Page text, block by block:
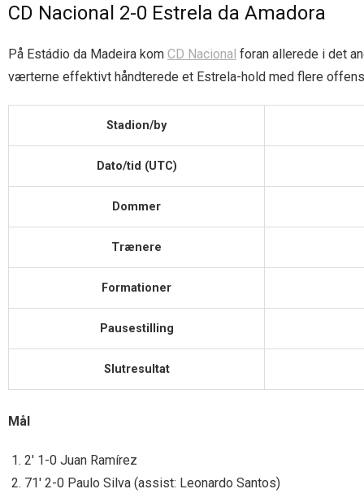
CD Nacional 2-0 Estrela da Amadora
På Estádio da Madeira kom CD Nacional foran allerede i det
værterne effektivt håndterede et Estrela-hold med flere
Stadion/by
Dato/tid (UTC)
Dommer
Trænere
Formationer
Pausestilling
Slutresultat
Mål
2′ 1-0 Juan Ramírez
71′ 2-0 Paulo Silva (assist: Leonardo Santos)